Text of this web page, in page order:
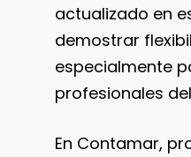
actualizado en
demostrar
especialmente
profesionales
En Contamar,